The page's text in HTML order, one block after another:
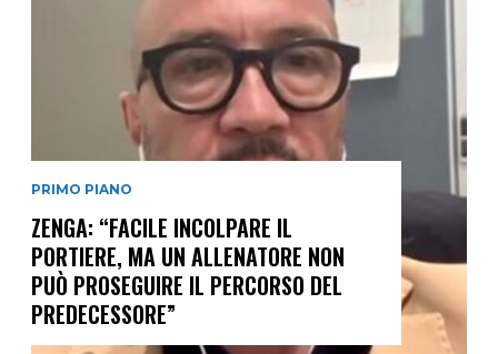
PRIMO PIANO
ZENGA: “FACILE INCOLPARE IL
PORTIERE, MA UN ALLENATORE NON
PUÒ PROSEGUIRE IL PERCORSO DEL
PREDECESSORE”